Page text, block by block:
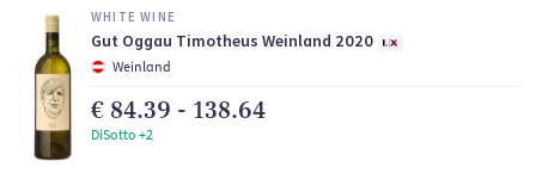
WHITE WINE
Gut Oggau Timotheus Weinland 2020
Weinland
€ 84.39 - 138.64
DiSotto +2